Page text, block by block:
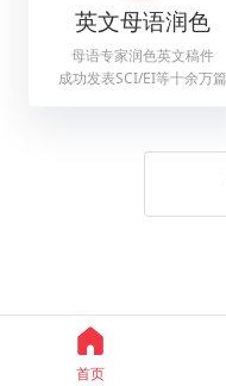
英文母语润色
母语专家润色英文稿件
成功发表SCI/EI等十余万篇
首页